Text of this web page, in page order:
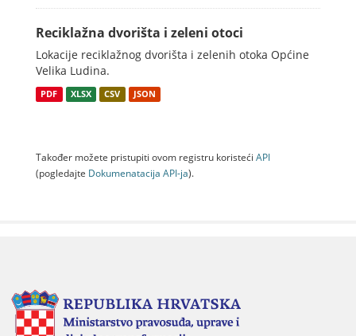
Reciklažna dvorišta i zeleni otoci
Lokacije reciklažnog dvorišta i zelenih otoka Općine
Velika Ludina.
PDF XLSX CSV JSON
Također možete pristupiti ovom registru koristeći API
(pogledajte Dokumenаtаcijа API-jа).